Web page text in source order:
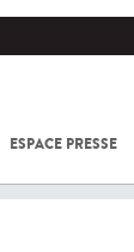
ESPACE PRESSE